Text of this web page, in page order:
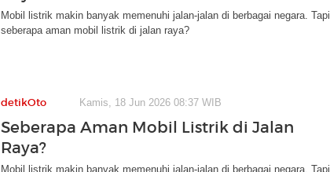
Mobil listrik makin banyak memenuhi jalan-jalan di berbagai negara. Tapi
seberapa aman mobil listrik di jalan raya?
detikOto Kamis, 18 Jun 2026 08:37 WIB
Seberapa Aman Mobil Listrik di Jalan
Raya?
Mobil listrik makin banyak memenuhi jalan-jalan di berbagai negara. Tapi